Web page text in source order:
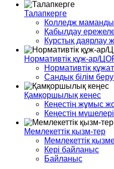
Талапкерге
Колледж
Қабылдау
Курстық даярлау
Нормативтік құж-ар/
Нормативтік
Сандық білім
Қамқоршылық кеңес
Кеңестің жұмыс
Кеңестің
Мемлекеттік қызм-тер
Мемлекеттік
Кері байланыс
Байланыс